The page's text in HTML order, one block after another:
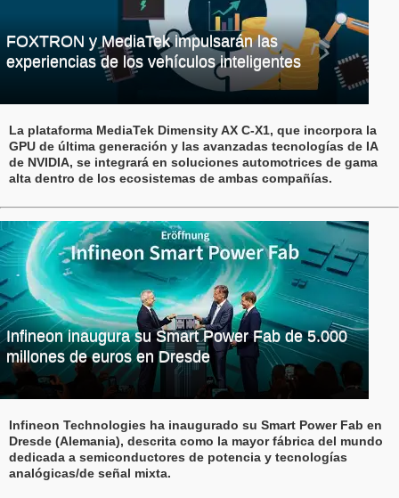
FOXTRON y MediaTek impulsarán las
experiencias de los vehículos inteligentes
La plataforma MediaTek Dimensity AX C-X1, que incorpora la
GPU de última generación y las avanzadas tecnologías de IA
de NVIDIA, se integrará en soluciones automotrices de gama
alta dentro de los ecosistemas de ambas compañías.
Infineon inaugura su Smart Power Fab de 5.000
millones de euros en Dresde
Infineon Technologies ha inaugurado su Smart Power Fab en
Dresde (Alemania), descrita como la mayor fábrica del mundo
dedicada a semiconductores de potencia y tecnologías
analógicas/de señal mixta.